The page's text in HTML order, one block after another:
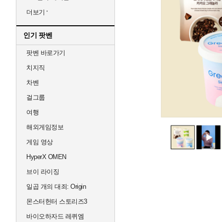
더보기
인기 팟벤
팟벤 바로가기
치지직
차벤
걸그룹
여행
해외게임정보
게임 영상
HyperX OMEN
브이 라이징
일곱 개의 대죄: Origin
몬스터헌터 스토리즈3
바이오하자드 레퀴엠